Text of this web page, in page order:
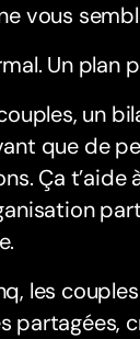
ne vous
Un plan
un
que de
Ça
les
partagées,